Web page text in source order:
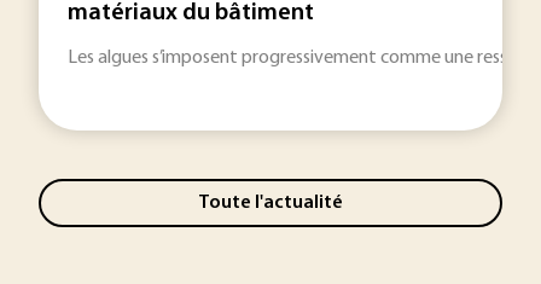
matériaux du bâtiment
Les algues s’imposent progressivement comme une
Toute l'actualité